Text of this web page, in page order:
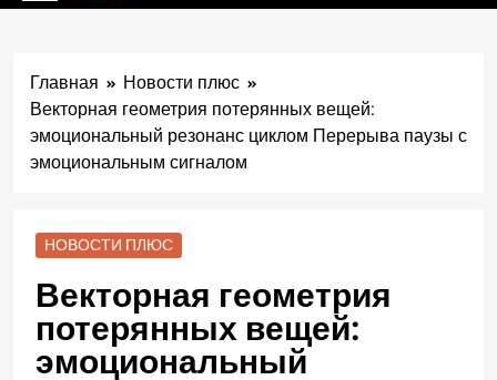
Главная
Новости плюс
Векторная геометрия потерянных вещей:
эмоциональный резонанс циклом Перерыва паузы с
эмоциональным сигналом
НОВОСТИ ПЛЮС
Векторная геометрия
потерянных вещей:
эмоциональный